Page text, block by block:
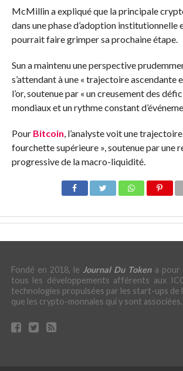
McMillin a expliqué que la principale
dans une phase d’adoption institutionnelle
pourrait faire grimper sa prochaine étape.
Sun a maintenu une perspective
s’attendant à une « trajectoire ascendante
l’or, soutenue par « un creusement des
mondiaux et un rythme constant
Pour Bitcoin , l’analyste voit une
fourchette supérieure », soutenue par une
progressive de la macro-liquidité.
Fondé en 2018, le Journal Du Tokena pour
tous les développements afférents aux
technologies propulsées par les start-ups de
que les crypto-monnaies qui y sont associées.